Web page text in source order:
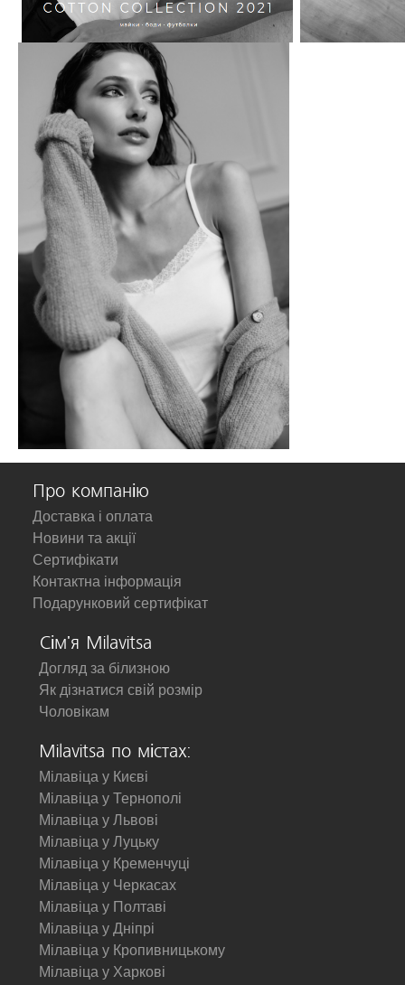
Про компанію
Доставка і оплата
Новини та акції
Сертифікати
Контактна інформація
Подарунковий сертифікат
Сім'я Milavitsa
Догляд за білизною
Як дізнатися свій розмір
Чоловікам
Milavitsa по містах:
Мілавіца у Києві
Мілавіца у Тернополі
Мілавіца у Львові
Мілавіца у Луцьку
Мілавіца у Кременчуці
Мілавіца у Черкасах
Мілавіца у Полтаві
Мілавіца у Дніпрі
Мілавіца у Кропивницькому
Мілавіца у Харкові